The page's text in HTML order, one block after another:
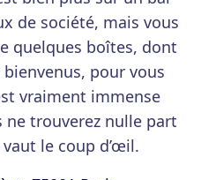
de société, mais vous
quelques boîtes, dont
pour vous
vraiment immense
ne trouverez nulle part
le coup d’œil.